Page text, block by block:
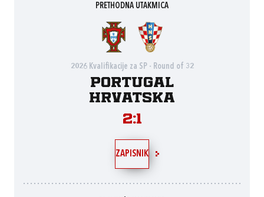
PRETHODNA UTAKMICA
2026 Kvalifikacije za SP - Round of 32
Portugal
Hrvatska
2:1
ZAPISNIK